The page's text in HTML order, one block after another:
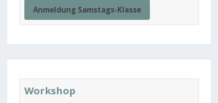
Anmeldung Samstags-Klasse
Workshop